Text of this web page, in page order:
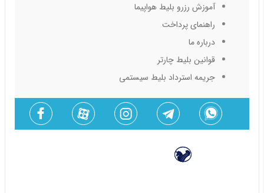
آموزش رزرو بلیط هواپیما
راهنمای پرداخت
درباره ما
قوانین بلیط چارتر
جریمه استرداد بلیط سیستمی